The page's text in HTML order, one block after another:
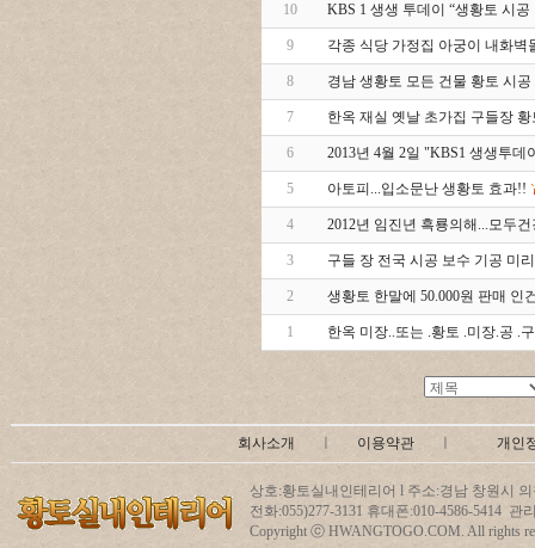
10 KBS 1 생생 투데이 “생황토 시공
9 각종 식당 가정집 아궁이 내화
8 경남 생황토 모든 건물 황토 시
7 한옥 재실 옛날 초가집 구들장
6 2013년 4월 2일 "KBS1 생생투데
5 아토피...입소문난 생황토 효과!!
4 2012년 임진년 흑룡의해...모두
3 구들 장 전국 시공 보수 기공 미
2 생황토 한말에 50.000원 판매 인
1 한옥 미장..또는 .황토 .미장.공 .
회사소개 이용약관 개인
상호:황토실내인테리어 l 주소:경남 창원시
전화:055)277-3131 휴대폰:010-4586-5414 관
Copyright ⓒ HWANGTOGO.COM. All rights